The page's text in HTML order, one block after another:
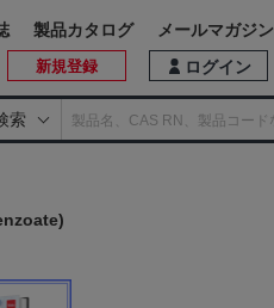
索
ログイン
新規登録
製品カタログ メールマガジン